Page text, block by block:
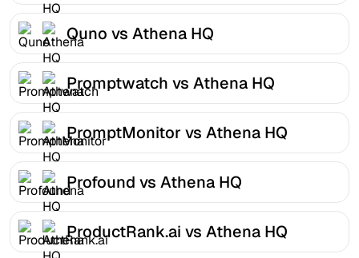
Quno vs Athena HQ
Promptwatch vs Athena HQ
PromptMonitor vs Athena HQ
Profound vs Athena HQ
ProductRank.ai vs Athena HQ